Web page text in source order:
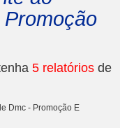
5 relatórios de
Dmc - Promoção E